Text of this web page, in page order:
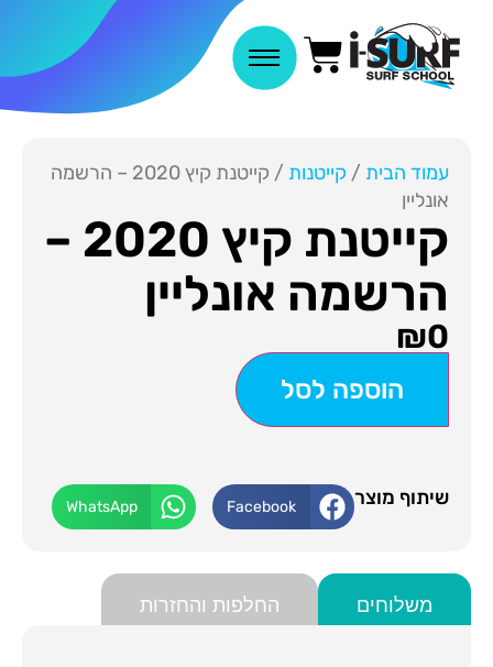
עמוד הבית / קייטנות
/ קייטנת קיץ 2020 – הרשמה
אונליין
קייטנת קיץ 2020 –
הרשמה אונליין
₪0
הוספה לסל
שיתוף מוצר Facebook
WhatsApp
משלוחים החלפות והחזרות